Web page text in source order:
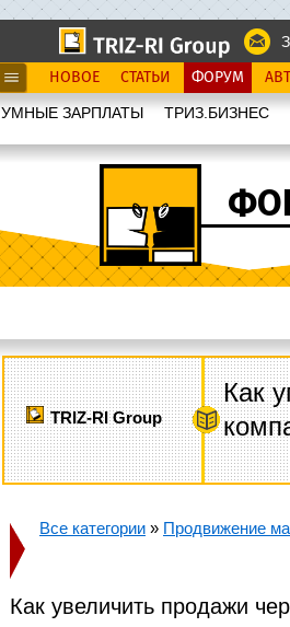
НОВОЕ СТАТЬИ ФОРУМ
УМНЫЕ ЗАРПЛАТЫ ТРИЗ.БИЗНЕС
TRIZ-RI Group
Как
Все категории » Продвижение
Как увеличить продажи